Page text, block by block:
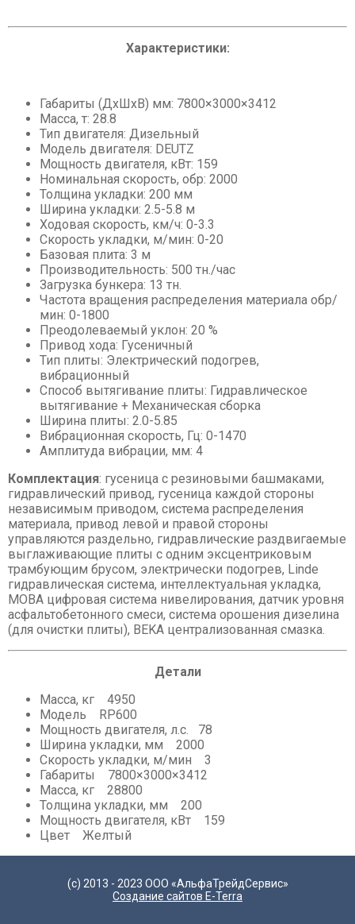
Характеристики:
Габариты (ДхШхВ) мм: 7800×3000×3412
Масса, т: 28.8
Тип двигателя: Дизельный
Модель двигателя: DEUTZ
Мощность двигателя, кВт: 159
Номинальная скорость, обр: 2000
Толщина укладки: 200 мм
Ширина укладки: 2.5-5.8 м
Ходовая скорость, км/ч: 0-3.3
Скорость укладки, м/мин: 0-20
Базовая плита: 3 м
Производительность: 500 тн./час
Загрузка бункера: 13 тн.
Частота вращения распределения материала обр/
мин: 0-1800
Преодолеваемый уклон: 20 %
Привод хода: Гусеничный
Тип плиты: Электрический подогрев,
вибрационный
Способ вытягивание плиты: Гидравлическое
вытягивание + Механическая сборка
Ширина плиты: 2.0-5.85
Вибрационная скорость, Гц: 0-1470
Амплитуда вибрации, мм: 4
Комплектация: гусеница с резиновыми башмаками,
гидравлический привод, гусеница каждой стороны
независимым приводом, система распределения
материала, привод левой и правой стороны
управляются раздельно, гидравлические раздвигаемые
выглаживающие плиты с одним эксцентриковым
трамбующим брусом, электрически подогрев, Linde
гидравлическая система, интеллектуальная укладка,
MOBA цифровая система нивелирования, датчик уровня
асфальтобетонного смеси, система орошения дизелина
(для очистки плиты), BEKA централизованная смазка.
Детали
Масса, кг 4950
Модель RP600
Мощность двигателя, л.с. 78
Ширина укладки, мм 2000
Скорость укладки, м/мин 3
Габариты 7800×3000×3412
Масса, кг 28800
Толщина укладки, мм 200
Мощность двигателя, кВт 159
Цвет Желтый
(с) 2013 - 2023 ООО «АльфаТрейдСервис»
Создание сайтов E-Terra